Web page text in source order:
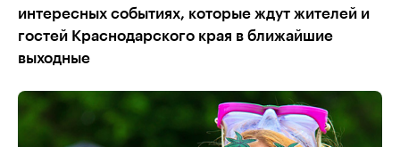
интересных событиях, которые ждут жителей и
гостей Краснодарского края в ближайшие
выходные